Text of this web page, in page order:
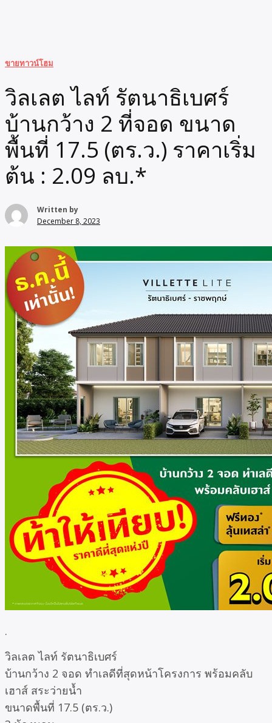
ขายทาวน์โฮม
วิลเลต ไลท์ รัตนาธิเบศร์
บ้านกว้าง 2 ที่จอด ขนาด
พื้นที่ 17.5 (ตร.ว.) ราคาเริ่ม
ต้น : 2.09 ลบ.*
Written by
December 8, 2023
.
วิลเลต ไลท์ รัตนาธิเบศร์
บ้านกว้าง 2 จอด ทำเลดีที่สุดหน้าโครงการ พร้อมคลับ
เฮาส์ สระว่ายน้ำ
ขนาดพื้นที่ 17.5 (ตร.ว.)